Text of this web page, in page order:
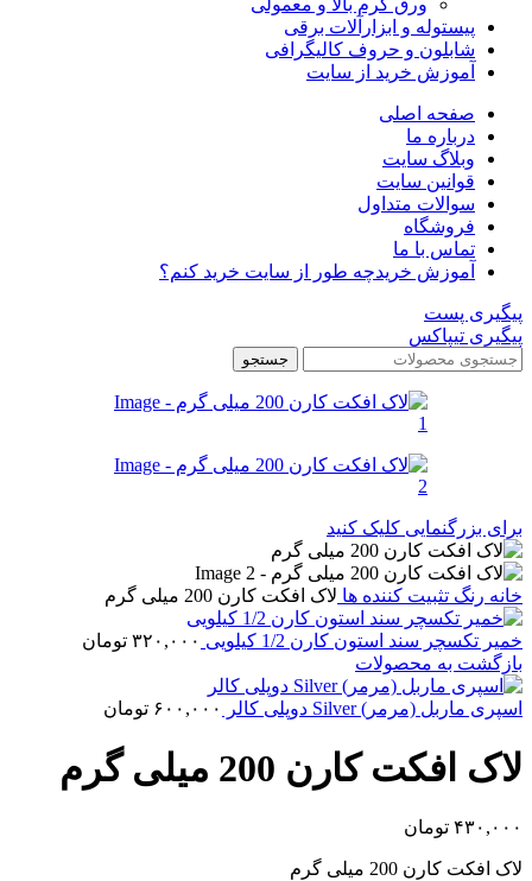
ورق گرم بالا و معمولی
پیستوله و ابزارآلات برقی
شابلون و حروف کالیگرافی
آموزش خرید از سایت
صفحه اصلی
درباره ما
وبلاگ سایت
قوانین سایت
سوالات متداول
فروشگاه
تماس با ما
آموزش خریدچه طور از سایت خرید کنم؟
پیگیری پست
پیگیری تیپاکس
جستجو
برای بزرگنمایی کلیک کنید
خانه رنگ تثبیت کننده ها لاک افکت کارن 200 میلی گرم
خمیر تکسچر سند استون کارن 1/2 کیلویی ۳۲۰,۰۰۰ تومان
بازگشت به محصولات
اسپری ماربل (مرمر) Silver دوپلی کالر ۶۰۰,۰۰۰ تومان
لاک افکت کارن 200 میلی گرم
۴۳۰,۰۰۰ تومان
لاک افکت کارن 200 میلی گرم